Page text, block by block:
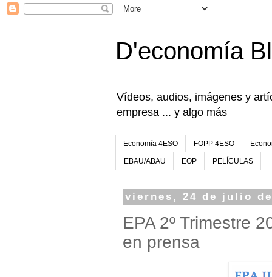
D'economía
Vídeos, audios, imágenes y
empresa ... y algo más
Economía 4ESO FOPP 4ESO
EBAU/ABAU EOP PELÍCULAS
viernes, 24 de julio
EPA 2º Trimestre
en prensa